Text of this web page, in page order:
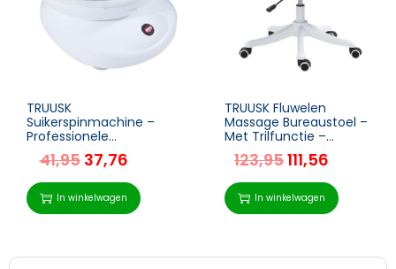
TRUUSK
Suikerspinmachine –
Professionele
Suikerspinmaker –
Inclusief Suikerspin
Stokjes – Eenvoudig in
Gebruik – Wit
41,95 37,76
In winkelwagen
TRUUSK Fluwelen
Massage Bureaustoel –
Met Trilfunctie –
Afmetingen 55cm x
65cm x 86cm – Groen
123,95111,56
In winkelwagen